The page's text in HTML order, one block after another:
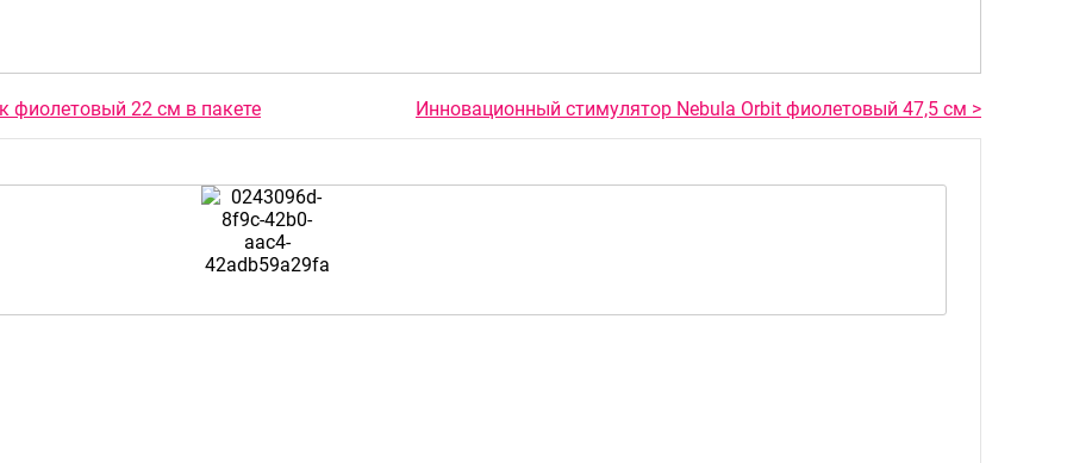
Инновационный стимулятор Nebula Orbit фиолетовый 47,5 см >
фиолетовый 22 см в пакете